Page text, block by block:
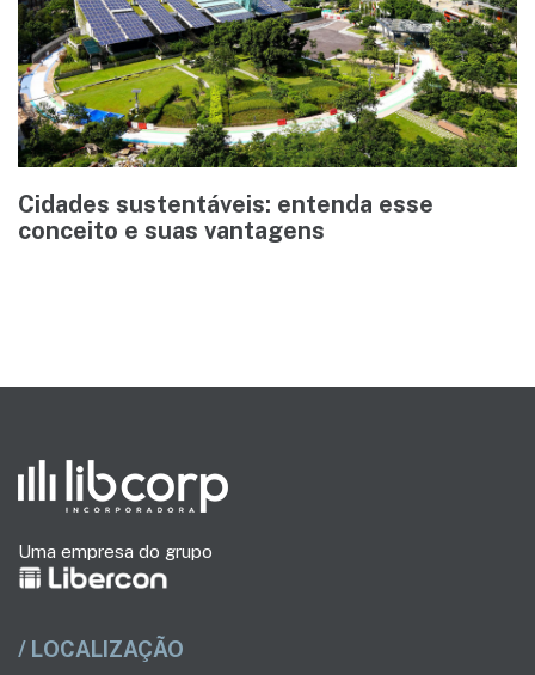
Cidades sustentáveis: entenda esse
conceito e suas vantagens
Uma empresa do grupo
/ LOCALIZAÇÃO